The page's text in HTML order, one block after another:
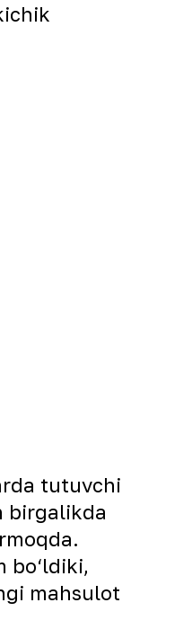
tutuvchi
birgalikda
bo‘ldiki,
mahsulot